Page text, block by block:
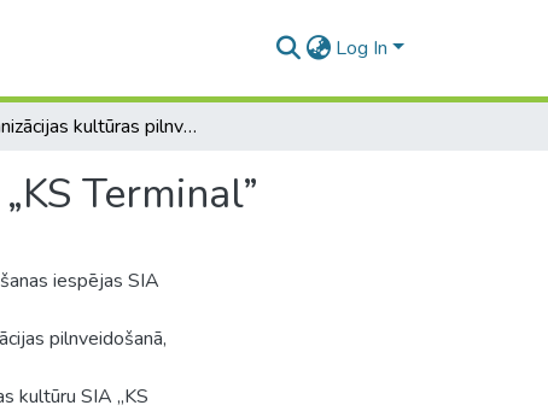
Log In
Organizācijas kultūras pilnveidošanas iespējas SIA „KS Terminal”
Terminal”
iespējas SIA
pilnveidošanā,
kultūru SIA „KS